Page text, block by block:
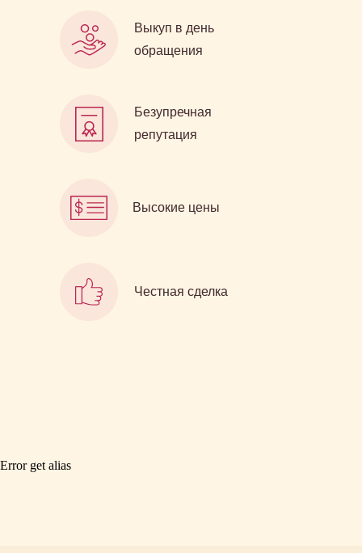
Высокие цены
Безупречная
репутация
Выкуп в день
обращения
Честная сделка
Error get alias